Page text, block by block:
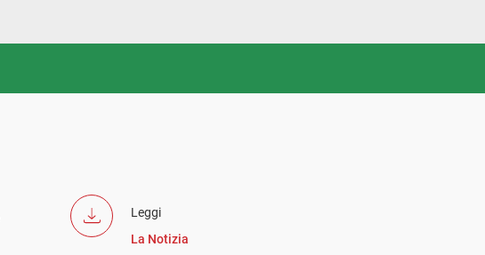
Leggi
La Notizia